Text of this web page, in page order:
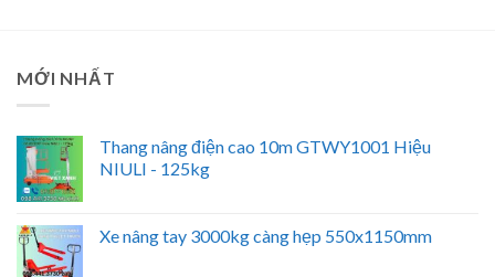
MỚI NHẤT
Thang nâng điện cao 10m GTWY1001 Hiệu
NIULI - 125kg
Xe nâng tay 3000kg càng hẹp 550x1150mm